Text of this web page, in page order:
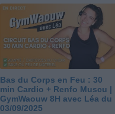
Bas du Corps en Feu : 30
min Cardio + Renfo Muscu |
GymWaouw 8H avec Léa du
03/09/2025